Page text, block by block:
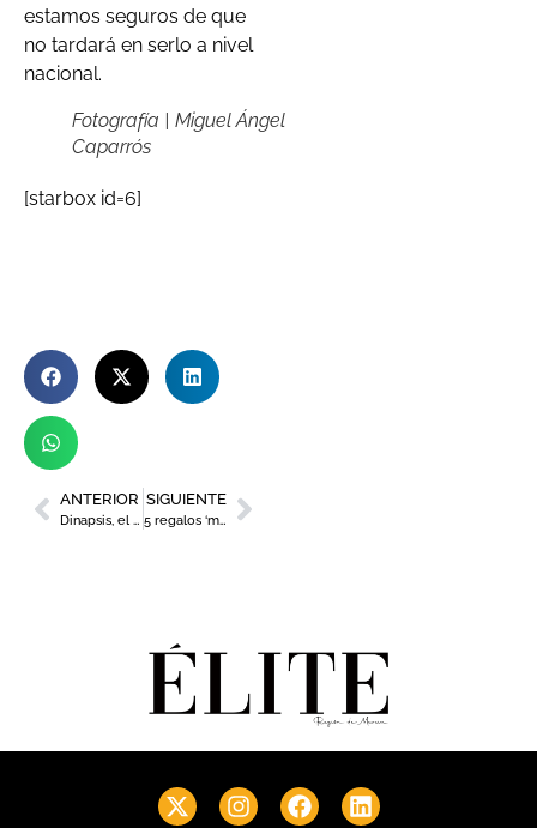
estamos seguros de que
no tardará en serlo a nivel
nacional.
Fotografía | Miguel Ángel
Caparrós
[starbox id=6]
ANTERIOR
Dinapsis, el cerebro que impulsa la sostenibilidad del agua
SIGUIENTE
5 regalos ‘made in Murcia’ para sorprender en el Día de la Madre